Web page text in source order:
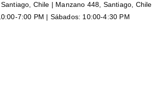
Chile | Manzano 448, Santiago, Chile
7:00 PM | Sábados: 10:00-4:30 PM